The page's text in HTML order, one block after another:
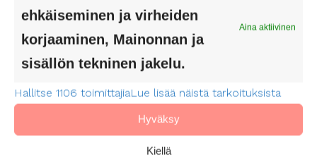
ehkäiseminen ja virheiden
korjaaminen, Mainonnan ja
sisällön tekninen jakelu.
Aina aktiivinen
Hallitse 1106 toimittajiaLue lisää näistä tarkoituksista
Hyväksy
Kiellä
Kymenlaakson hyvinvointialue